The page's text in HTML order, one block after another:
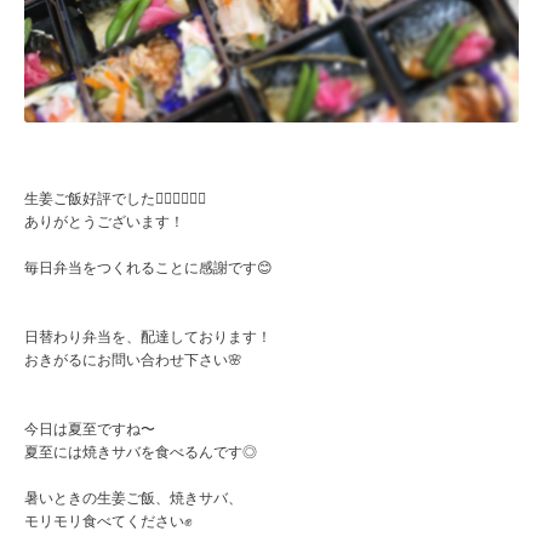
生姜ご飯好評でした🙇🏻‍♀️🙇🏻‍♀️
ありがとうございます！
毎日弁当をつくれることに感謝です😊
日替わり弁当を、配達しております！
おきがるにお問い合わせ下さい🌸
今日は夏至ですね〜
夏至には焼きサバを食べるんです◎
暑いときの生姜ご飯、焼きサバ、
モリモリ食べてください✊